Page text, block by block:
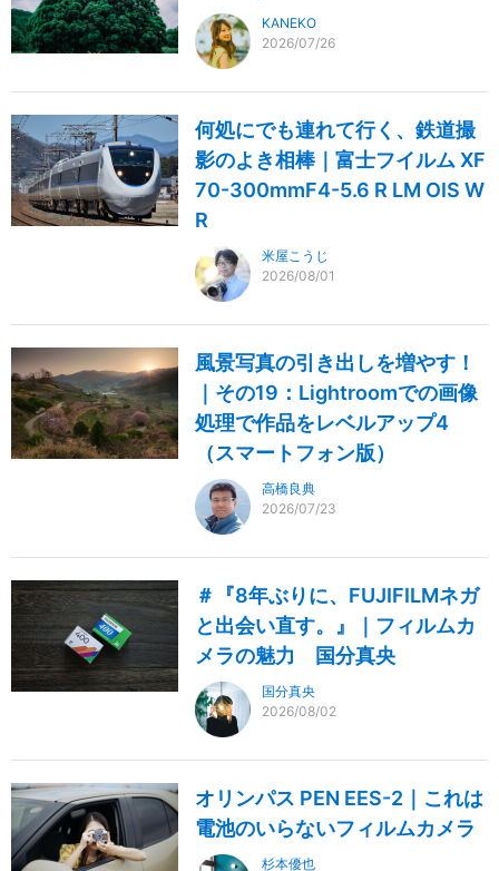
KANEKO
2026/07/26
何処にでも連れて行く、鉄道撮
影のよき相棒｜富士フイルム XF
70-300mmF4-5.6 R LM OIS W
R
米屋こうじ
2026/08/01
風景写真の引き出しを増やす！
｜その19：Lightroomでの画像
処理で作品をレベルアップ4
（スマートフォン版）
高橋良典
2026/07/23
＃『8年ぶりに、FUJIFILMネガ
と出会い直す。』｜フィルムカ
メラの魅力 国分真央
国分真央
2026/08/02
オリンパス PEN EES-2｜これは
電池のいらないフィルムカメラ
杉本優也